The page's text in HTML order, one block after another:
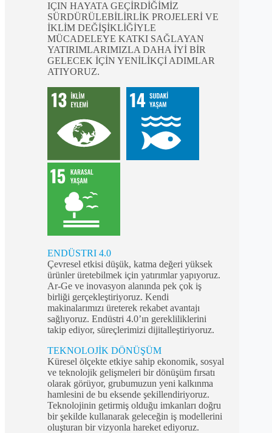
IÇIN HAYATA GEÇİRDİĞİMİZ
SÜRDÜRÜLEBİLİRLİK PROJELERİ VE
İKLİM DEĞİŞİKLİĞİYLE
MÜCADELEYE KATKI SAĞLAYAN
YATIRIMLARIMIZLA DAHA İYİ BİR
GELECEK İÇİN YENİLİKÇİ ADIMLAR
ATIYORUZ.
ENDÜSTRI 4.0
Çevresel etkisi düşük, katma değeri yüksek
ürünler üretebilmek için yatırımlar yapıyoruz.
Ar-Ge ve inovasyon alanında pek çok iş
birliği gerçekleştiriyoruz. Kendi
makinalarımızı üreterek rekabet avantajı
sağlıyoruz. Endüstri 4.0’ın gerekliliklerini
takip ediyor, süreçlerimizi dijitalleştiriyoruz.
TEKNOLOJİK DÖNÜŞÜM
Küresel ölçekte etkiye sahip ekonomik, sosyal
ve teknolojik gelişmeleri bir dönüşüm fırsatı
olarak görüyor, grubumuzun yeni kalkınma
hamlesini de bu eksende şekillendiriyoruz.
Teknolojinin getirmiş olduğu imkanları doğru
bir şekilde kullanarak geleceğin iş modellerini
oluşturan bir vizyonla hareket ediyoruz.